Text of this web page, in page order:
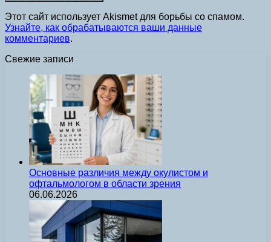
Этот сайт использует Akismet для борьбы со спамом.
Узнайте, как обрабатываются ваши данные
комментариев.
Свежие записи
Основные различия между окулистом и
офтальмологом в области зрения
06.06.2026